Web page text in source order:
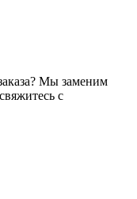
Мы заменим
с